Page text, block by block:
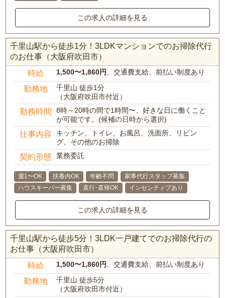
この求人の詳細を見る
千里山駅から徒歩1分！3LDKマンションでのお掃除代行
のお仕事（大阪府吹田市）
時給 1,500〜1,860円、交通費支給、前払い制度あり
勤務地
千里山 徒歩1分
（大阪府吹田市付近）
勤務時間
8時～20時の間で1時間〜、好きな日に働くこと
が可能です。(候補の日時から選択)
仕事内容
キッチン、トイレ、お風呂、洗面所、リビン
グ、その他のお掃除
契約形態 業務委託
週1〜OK 扶養内OK 年齢不問
家事代行スタッフ募集
ハウスキーパー募集
直行･直帰OK インセンティブあり
この求人の詳細を見る
千里山駅から徒歩5分！3LDK一戸建てでのお掃除代行の
お仕事（大阪府吹田市）
時給 1,500〜1,860円、交通費支給、前払い制度あり
勤務地
千里山 徒歩5分
（大阪府吹田市付近）